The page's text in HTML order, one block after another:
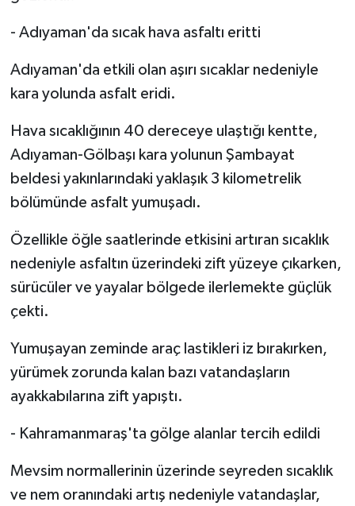
- Adıyaman'da sıcak hava asfaltı eritti
Adıyaman'da etkili olan aşırı sıcaklar nedeniyle
kara yolunda asfalt eridi.
Hava sıcaklığının 40 dereceye ulaştığı kentte,
Adıyaman-Gölbaşı kara yolunun Şambayat
beldesi yakınlarındaki yaklaşık 3 kilometrelik
bölümünde asfalt yumuşadı.
Özellikle öğle saatlerinde etkisini artıran sıcaklık
nedeniyle asfaltın üzerindeki zift yüzeye çıkarken,
sürücüler ve yayalar bölgede ilerlemekte güçlük
çekti.
Yumuşayan zeminde araç lastikleri iz bırakırken,
yürümek zorunda kalan bazı vatandaşların
ayakkabılarına zift yapıştı.
- Kahramanmaraş'ta gölge alanlar tercih edildi
Mevsim normallerinin üzerinde seyreden sıcaklık
ve nem oranındaki artış nedeniyle vatandaşlar,